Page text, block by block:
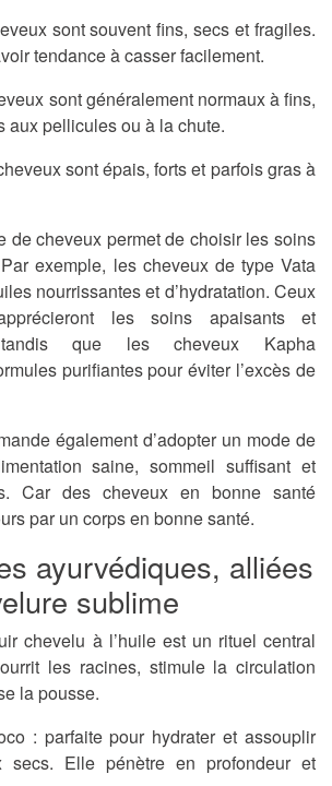
sont souvent fins, secs et fragiles.
tendance à casser facilement.
sont généralement normaux à fins,
aux pellicules ou à la chute.
sont épais, forts et parfois gras à
de cheveux permet de choisir les soins
exemple, les cheveux de type Vata
nourrissantes et d’hydratation. Ceux
les soins apaisants et
tandis que les cheveux Kapha
purifiantes pour éviter l’excès de
également d’adopter un mode de
saine, sommeil suffisant et
Car des cheveux en bonne santé
par un corps en bonne santé.
ayurvédiques, alliées
sublime
chevelu à l’huile est un rituel central
les racines, stimule la circulation
la pousse.
: parfaite pour hydrater et assouplir
secs. Elle pénètre en profondeur et